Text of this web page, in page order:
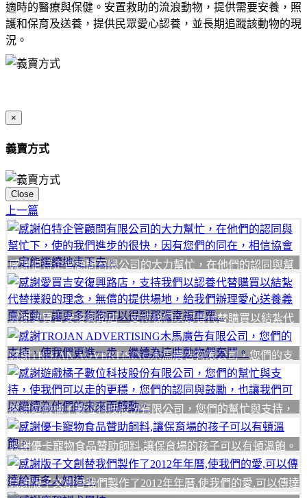
適時的醫療與保健。安置救助的流浪動物，提供需要安養，照
護和保育及送養，提供民眾愛心認養，並長期追蹤該動物的現
況。
×
義賣方式
Close
上一篇
感謝伯特企管顧問有限公司的大力幫忙，在他們的認同與幫
忙下，使的我們進步的很快，因有您們的同在，相信協會一
定能繼續地走下去。
感謝愛買吉安復興路店，支持我們以認養代替購買以結紮代
替撲殺的理念，無償的提供場地，給我們辦理愛心送養義賣
活動，讓更多狗狗可以得到那張幸福車票...
感謝TROJAN ADVERTISING木馬廣告有限公司，您們的支
持，使我們更進一步，繼續為這些動物們奮鬥。
感謝遊戲橘子數位科技股份有限公司，您們的幫忙與支持，
使我們可以走的更穩，您們的認同與鼓勵，也讓我們可以繼
續為他們的未來而轉動。
感謝優卡寵物食品贊助飼料,讓保育場的孩子可以有頓溫飽。
感謝版子文創替我們製作了2012年年曆,使我們的愛,可以傳達